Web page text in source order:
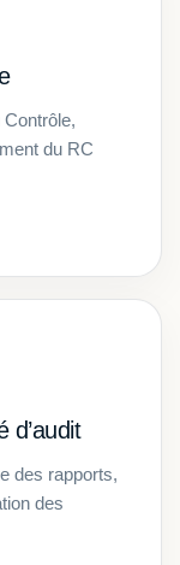
Contrôle,
du RC
d’audit
des rapports,
des